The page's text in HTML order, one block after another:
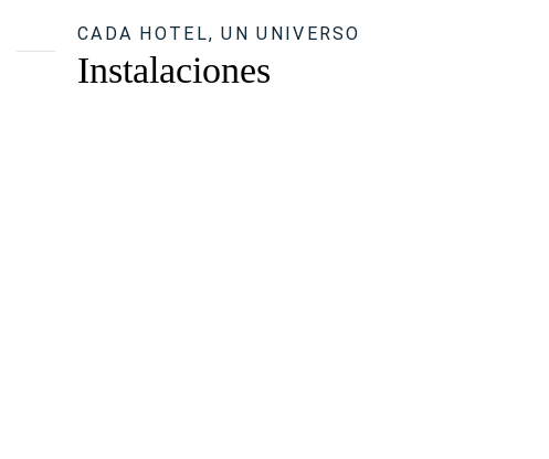
CADA HOTEL, UN UNIVERSO
Instalaciones